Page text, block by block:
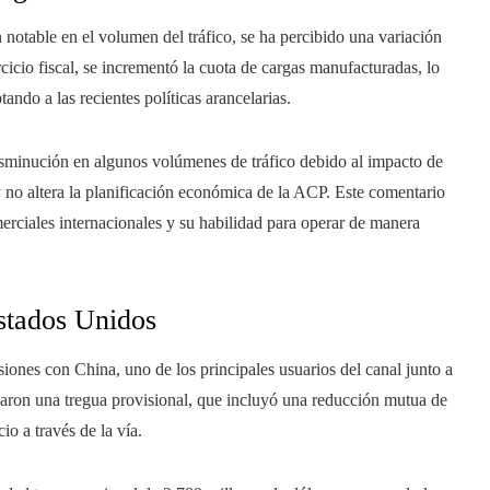
en el volumen del tráfico, se ha percibido una variación
fiscal, se incrementó la cuota de cargas manufacturadas, lo
a las recientes políticas arancelarias.
en algunos volúmenes de tráfico debido al impacto de
altera la planificación económica de la ACP. Este comentario
internacionales y su habilidad para operar de manera
Unidos
con China, uno de los principales usuarios del canal junto a
una tregua provisional, que incluyó una reducción mutua de
a través de la vía.